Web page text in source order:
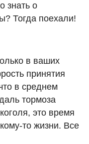
знать о
Тогда поехали!
в ваших
принятия
в среднем
тормоза
это время
то жизни. Все